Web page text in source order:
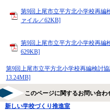
第9回上尾市立平方北小学校再編
ァイル／62KB]
第9回上尾市立平方北小学校再編
629KB]
第9回上尾市立平方北小学校再編検討
13.24MB]
このページに関するお問い合わ
新しい学校づくり推進室